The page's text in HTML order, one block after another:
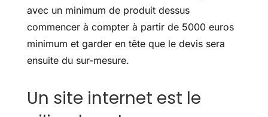
avec un minimum de produit dessus
commencer à compter à partir de 5000 euros
minimum et garder en tête que le devis sera
ensuite du sur-mesure.
Un site internet est le